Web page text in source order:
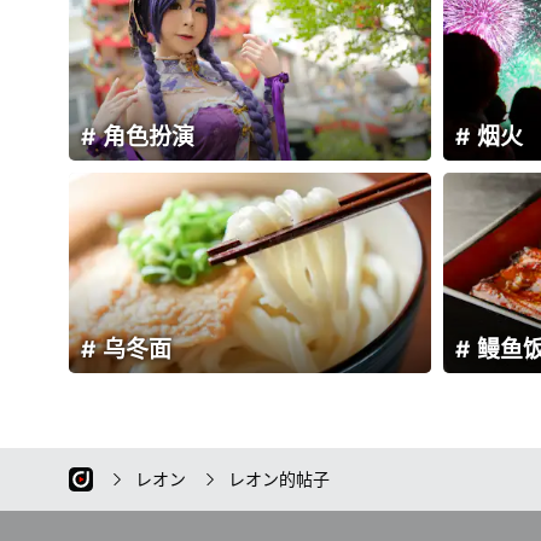
烟火
角色扮演
鳗鱼
乌冬面
レオン レオン的帖子